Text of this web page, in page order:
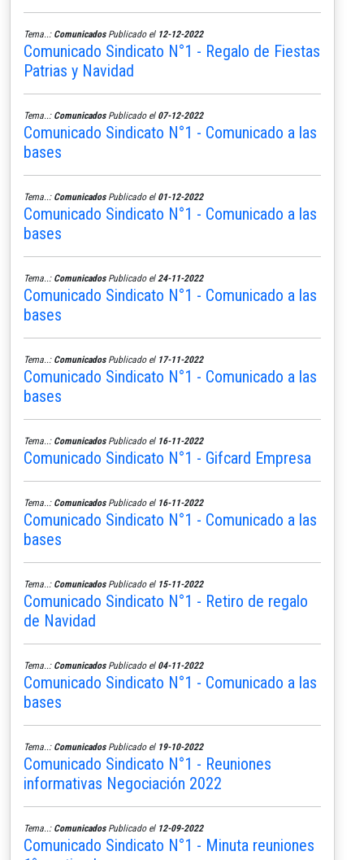
Tema..: ComunicadosPublicado el 12-12-2022
Comunicado Sindicato N°1 - Regalo de Fiestas
Patrias y Navidad
Tema..: ComunicadosPublicado el 07-12-2022
Comunicado Sindicato N°1 - Comunicado a las
bases
Tema..: ComunicadosPublicado el 01-12-2022
Comunicado Sindicato N°1 - Comunicado a las
bases
Tema..: ComunicadosPublicado el 24-11-2022
Comunicado Sindicato N°1 - Comunicado a las
bases
Tema..: ComunicadosPublicado el 17-11-2022
Comunicado Sindicato N°1 - Comunicado a las
bases
Tema..: ComunicadosPublicado el 16-11-2022
Comunicado Sindicato N°1 - Gifcard Empresa
Tema..: ComunicadosPublicado el 16-11-2022
Comunicado Sindicato N°1 - Comunicado a las
bases
Tema..: ComunicadosPublicado el 15-11-2022
Comunicado Sindicato N°1 - Retiro de regalo
de Navidad
Tema..: ComunicadosPublicado el 04-11-2022
Comunicado Sindicato N°1 - Comunicado a las
bases
Tema..: ComunicadosPublicado el 19-10-2022
Comunicado Sindicato N°1 - Reuniones
informativas Negociación 2022
Tema..: ComunicadosPublicado el 12-09-2022
Comunicado Sindicato N°1 - Minuta reuniones